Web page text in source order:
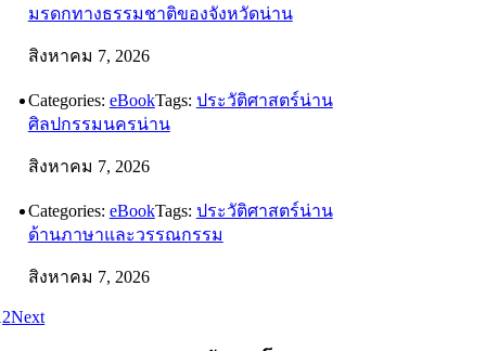
มรดกทางธรรมชาติของจังหวัดน่าน
สิงหาคม 7, 2026
Categories: eBookTags: ประวัติศาสตร์น่าน
ศิลปกรรมนครน่าน
สิงหาคม 7, 2026
Categories: eBookTags: ประวัติศาสตร์น่าน
ด้านภาษาและวรรณกรรม
สิงหาคม 7, 2026
2Next